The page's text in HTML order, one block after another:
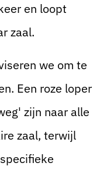
en loopt
zaal.
we om te
Een roze loper
zijn naar alle
zaal, terwijl